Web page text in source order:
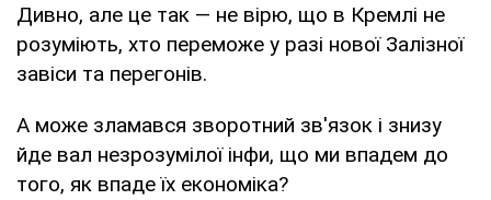
Дивно, але це так — не вірю, що в Кремлі не
розуміють, хто переможе у разі нової Залізної
завіси та перегонів.
А може зламався зворотний зв'язок і знизу
йде вал незрозумілої інфи, що ми впадем до
того, як впаде їх економіка?